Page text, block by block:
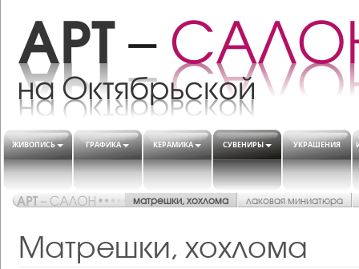
ЖИВОПИСЬ ГРАФИКА КЕРАМИКА СУВЕНИРЫ УКРАШЕНИЯ
матрешки, хохлома лаковая миниатюра
Матрешки, хохлома